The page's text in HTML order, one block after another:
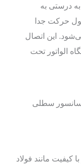
درستی به
حرکت جدا
این اتصال
الواتور تحت
کیفیت مانند فولاد